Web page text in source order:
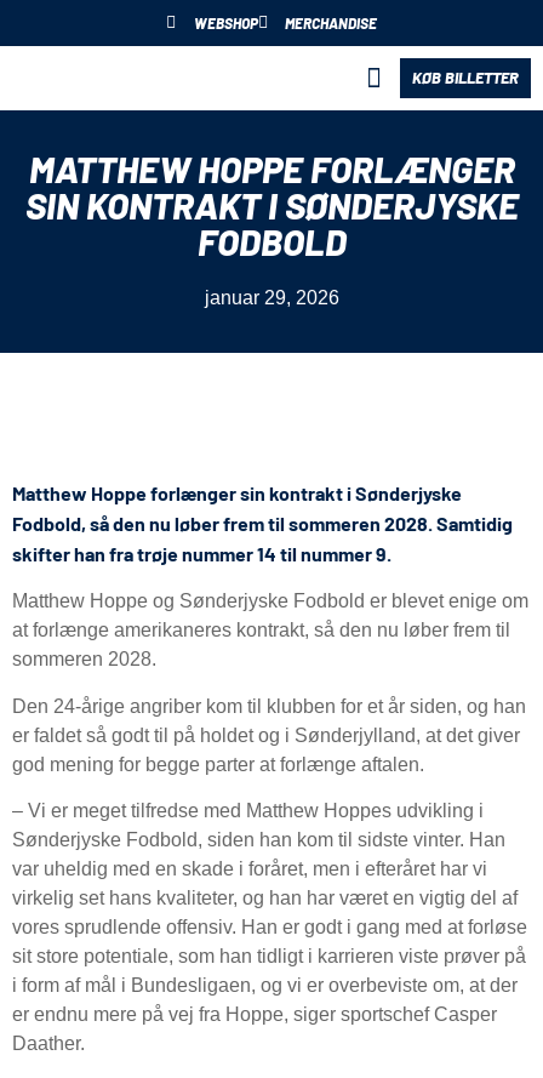
WEBSHOP MERCHANDISE
KØB BILLETTER
MATTHEW HOPPE FORLÆNGER
SIN KONTRAKT I SØNDERJYSKE
FODBOLD
januar 29, 2026
Matthew Hoppe forlænger sin kontrakt i Sønderjyske
Fodbold, så den nu løber frem til sommeren 2028. Samtidig
skifter han fra trøje nummer 14 til nummer 9.
Matthew Hoppe og Sønderjyske Fodbold er blevet enige om
at forlænge amerikaneres kontrakt, så den nu løber frem til
sommeren 2028.
Den 24-årige angriber kom til klubben for et år siden, og han
er faldet så godt til på holdet og i Sønderjylland, at det giver
god mening for begge parter at forlænge aftalen.
– Vi er meget tilfredse med Matthew Hoppes udvikling i
Sønderjyske Fodbold, siden han kom til sidste vinter. Han
var uheldig med en skade i foråret, men i efteråret har vi
virkelig set hans kvaliteter, og han har været en vigtig del af
vores sprudlende offensiv. Han er godt i gang med at forløse
sit store potentiale, som han tidligt i karrieren viste prøver på
i form af mål i Bundesligaen, og vi er overbeviste om, at der
er endnu mere på vej fra Hoppe, siger sportschef Casper
Daather.